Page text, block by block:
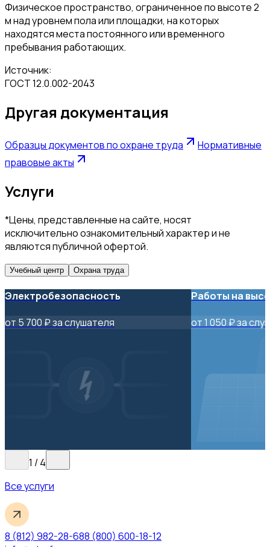
Физическое пространство, ограниченное по высоте 2
м над уровнем пола или площадки, на которых
находятся места постоянного или временного
пребывания работающих.
Источник:
ГОСТ 12.0.002-2043
Другая документация
Образцы документов по охране труда
Нормативные
правовые акты
Услуги
*Цены, представленные на сайте, носят
исключительно ознакомительный характер и не
являются публичной офертой.
Учебный центр Охрана труда
Электробезопасность
от 5 700 ₽ за слушателя
Работы на
от 1 050 ₽ за
1 /4
Все услуги
8 (812) 982-28-688 (800) 600-18-12